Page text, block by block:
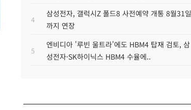
4
삼성전자, 갤럭시Z 폴드8 사전예약 개통 8월31일
까지 연장
5
엔비디아 '루빈 울트라'에도 HBM4 탑재 검토, 삼
성전자·SK하이닉스 HBM4 수율에..